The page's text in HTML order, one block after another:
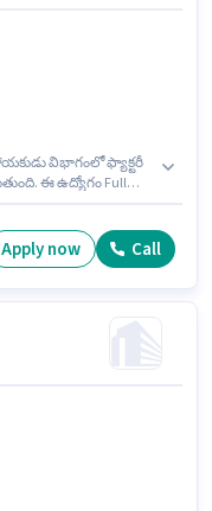
విభాగంలో ఫ్యాక్టరీ
ఈ ఉద్యోగం Full
కనీసం
Apply now Call